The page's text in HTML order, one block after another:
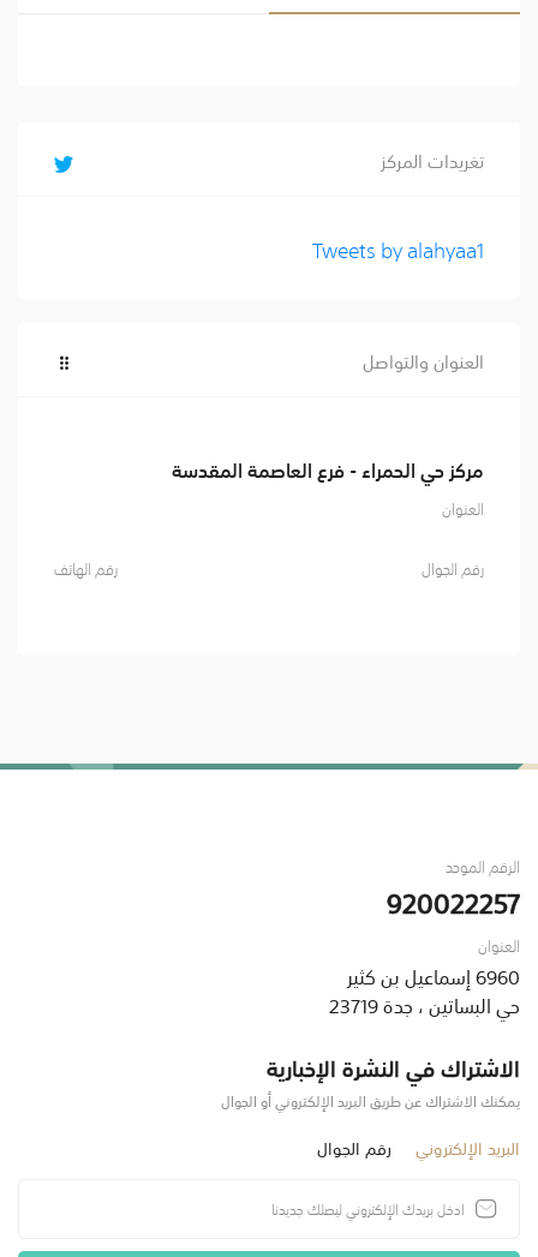
تغريدات المركز
Tweets by alahyaa1
العنوان والتواصل
مركز حي الحمراء - فرع العاصمة المقدسة
العنوان
رقم الجوال
رقم الهاتف
الرقم الموحد
920022257
العنوان
6960 إسماعيل بن كثير
حي البساتين ، جدة 23719
الاشتراك في النشرة الإخبارية
يمكنك الاشتراك عن طريق البريد الإلكتروني أو الجوال
البريد الإلكتروني رقم الجوال